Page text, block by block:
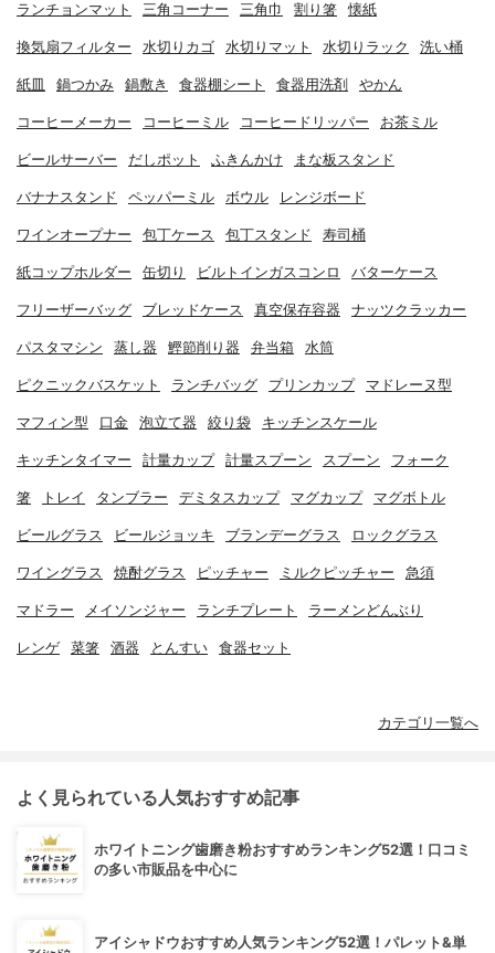
ランチョンマット 三角コーナー 三角巾 割り箸 懐紙
換気扇フィルター 水切りカゴ 水切りマット 水切りラック 洗い桶
紙皿 鍋つかみ 鍋敷き 食器棚シート 食器用洗剤 やかん
コーヒーメーカー コーヒーミル コーヒードリッパー お茶ミル
ビールサーバー だしポット ふきんかけ まな板スタンド
バナナスタンド ペッパーミル ボウル レンジボード
ワインオープナー 包丁ケース 包丁スタンド 寿司桶
紙コップホルダー 缶切り ビルトインガスコンロ バターケース
フリーザーバッグ ブレッドケース 真空保存容器 ナッツクラッカー
パスタマシン 蒸し器 鰹節削り器 弁当箱 水筒
ピクニックバスケット ランチバッグ プリンカップ マドレーヌ型
マフィン型 口金 泡立て器 絞り袋 キッチンスケール
キッチンタイマー 計量カップ 計量スプーン スプーン フォーク
箸 トレイ タンブラー デミタスカップ マグカップ マグボトル
ビールグラス ビールジョッキ ブランデーグラス ロックグラス
ワイングラス 焼酎グラス ピッチャー ミルクピッチャー 急須
マドラー メイソンジャー ランチプレート ラーメンどんぶり
レンゲ 菜箸 酒器 とんすい 食器セット
カテゴリ一覧へ
よく見られている人気おすすめ記事
ホワイトニング歯磨き粉おすすめランキング52選！口コミ
の多い市販品を中心に
アイシャドウおすすめ人気ランキング52選！パレット&単